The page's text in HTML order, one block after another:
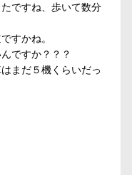
ですね、歩いて数分
すかね。
ですか？？？
まだ５機くらいだっ